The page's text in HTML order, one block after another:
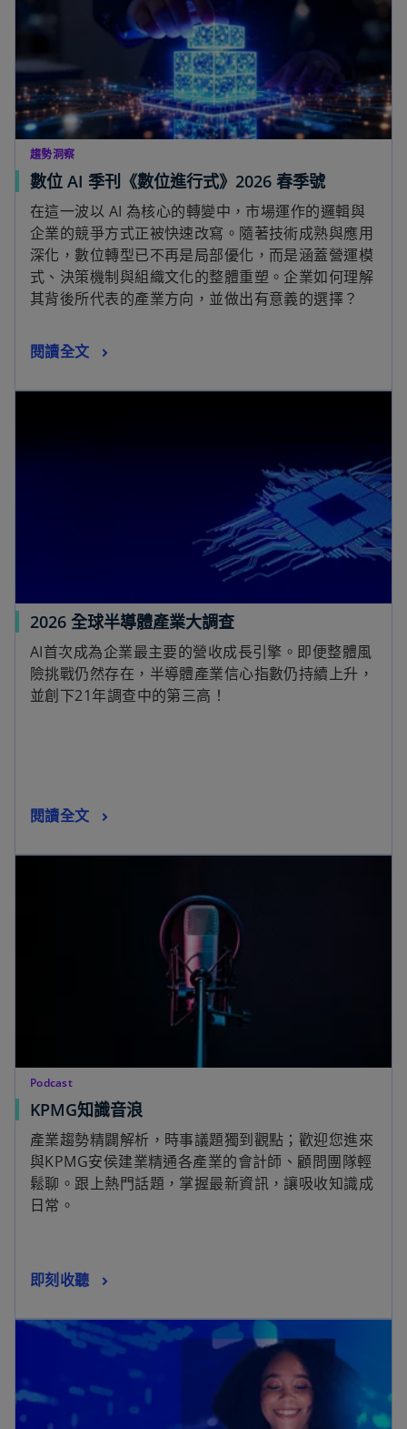
趨勢洞察
數位 AI 季刊《數位進行式》2026 春季號
在這一波以 AI 為核心的轉變中，市場運作的邏輯與
企業的競爭方式正被快速改寫。隨著技術成熟與應用
深化，數位轉型已不再是局部優化，而是涵蓋營運模
式、決策機制與組織文化的整體重塑。企業如何理解
其背後所代表的產業方向，並做出有意義的選擇？
閱讀全文
2026 全球半導體產業大調查
AI首次成為企業最主要的營收成長引擎。即便整體風
險挑戰仍然存在，半導體產業信心指數仍持續上升，
並創下21年調查中的第三高！
閱讀全文
Podcast
KPMG知識音浪
產業趨勢精闢解析，時事議題獨到觀點；歡迎您進來
與KPMG安侯建業精通各產業的會計師、顧問團隊輕
鬆聊。跟上熱門話題，掌握最新資訊，讓吸收知識成
日常。
即刻收聽